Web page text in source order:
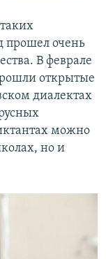
прошел очень
В феврале
открытые
диалектах
можно
но и